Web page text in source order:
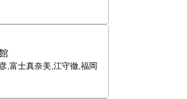
,富士真奈美,江守徹,福岡